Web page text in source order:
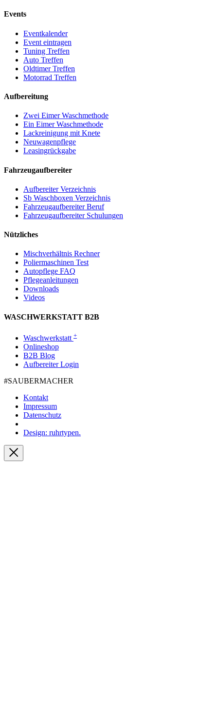
Events
Eventkalender
Event eintragen
Tuning Treffen
Auto Treffen
Oldtimer Treffen
Motorrad Treffen
Aufbereitung
Zwei Eimer Waschmethode
Ein Eimer Waschmethode
Lackreinigung mit Knete
Neuwagenpflege
Leasingrückgabe
Fahrzeugaufbereiter
Aufbereiter Verzeichnis
Sb Waschboxen Verzeichnis
Fahrzeugaufbereiter Beruf
Fahrzeugaufbereiter Schulungen
Nützliches
Mischverhältnis Rechner
Poliermaschinen Test
Autopflege FAQ
Pflegeanleitungen
Downloads
Videos
WASCHWERKSTATT B2B
Waschwerkstatt +
Onlineshop
B2B Blog
Aufbereiter Login
#SAUBER­MACHER
Kontakt
Impressum
Datenschutz
Design: ruhrtypen.